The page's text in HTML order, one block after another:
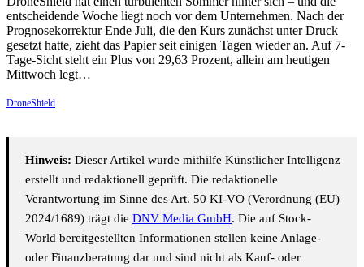
entscheidende Woche liegt noch vor dem Unternehmen. Nach der
Prognosekorrektur Ende Juli, die den Kurs zunächst unter Druck
gesetzt hatte, zieht das Papier seit einigen Tagen wieder an. Auf 7-
Tage-Sicht steht ein Plus von 29,63 Prozent, allein am heutigen
Mittwoch legt…
DroneShield
Hinweis: Dieser Artikel wurde mithilfe Künstlicher Intelligenz
erstellt und redaktionell geprüft. Die redaktionelle
Verantwortung im Sinne des Art. 50 KI-VO (Verordnung (EU)
2024/1689) trägt die DNV Media GmbH. Die auf Stock-
World bereitgestellten Informationen stellen keine Anlage-
oder Finanzberatung dar und sind nicht als Kauf- oder